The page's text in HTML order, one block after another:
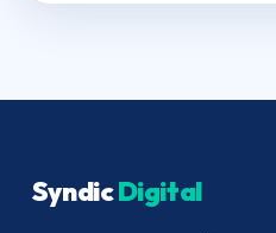
SyndicDigital